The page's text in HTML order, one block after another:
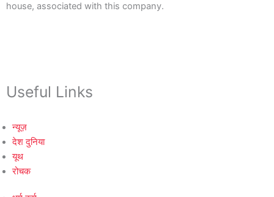
house, associated with this company.
Useful Links
न्यूज़
देश दुनिया
यूथ
रोचक